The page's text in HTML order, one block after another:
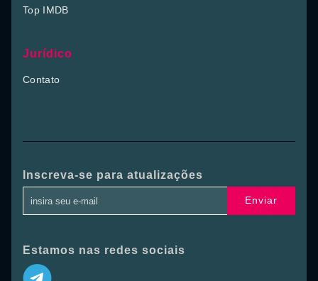
Top IMDB
Jurídico
Contato
Inscreva-se para atualizações
Enviar
Estamos nas redes sociais